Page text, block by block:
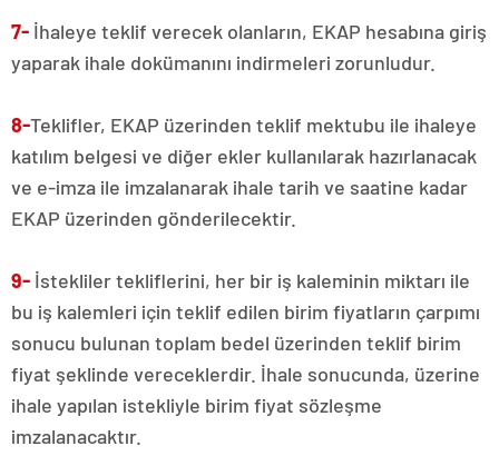
7- İhaleye teklif verecek olanların, EKAP hesabına giriş
yaparak ihale dokümanını indirmeleri zorunludur.
8-Teklifler, EKAP üzerinden teklif mektubu ile ihaleye
katılım belgesi ve diğer ekler kullanılarak hazırlanacak
ve e-imza ile imzalanarak ihale tarih ve saatine kadar
EKAP üzerinden gönderilecektir.
9- İstekliler tekliflerini, her bir iş kaleminin miktarı ile
bu iş kalemleri için teklif edilen birim fiyatların çarpımı
sonucu bulunan toplam bedel üzerinden teklif birim
fiyat şeklinde vereceklerdir. İhale sonucunda, üzerine
ihale yapılan istekliyle birim fiyat sözleşme
imzalanacaktır.